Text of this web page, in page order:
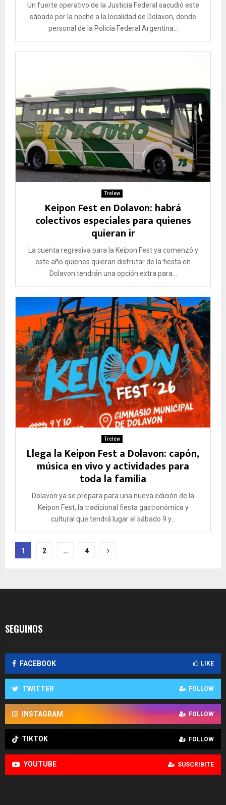
Un fuerte operativo de la Justicia Federal sacudió este
sábado por la noche a la localidad de Dolavon, donde
personal de la Policía Federal Argentina...
Trelew
Keipon Fest en Dolavon: habrá
colectivos especiales para quienes
quieran ir
La cuenta regresiva para la Keipon Fest ya comenzó y
este año quienes quieran disfrutar de la fiesta en
Dolavon tendrán una opción extra para...
Trelew
Llega la Keipon Fest a Dolavon: capón,
música en vivo y actividades para
toda la familia
Dolavon ya se prepara para una nueva edición de la
Keipon Fest, la tradicional fiesta gastronómica y
cultural que tendrá lugar el sábado 9 y...
Paginación
entradas
1 2 … 4
SEGUINOS
FACEBOOK LIKE
TWITTER FOLLOW
INSTAGRAM FOLLOW
TIKTOK FOLLOW
YOUTUBE SUSCRIBITE